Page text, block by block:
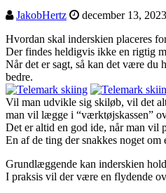
JakobHertz december 13, 2023
Hvordan skal inderskien placeres
Der findes heldigvis ikke en rigtig
Når det er sagt, så kan det være du
bedre.
Vil man udvikle sig skiløb, vil det
man vil lægge i “værktøjskassen”
Det er altid en god ide, når man vil
En af de ting der snakkes noget om
Grundlæggende kan inderskien
I praksis vil der være en flydende